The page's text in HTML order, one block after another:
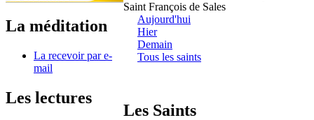
La méditation
La recevoir par e-
mail
Les lectures
Saint François de Sales
Aujourd'hui
Hier
Demain
Tous les saints
Les Saints